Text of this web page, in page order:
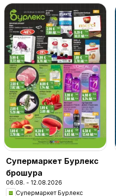
Супермаркет Бурлекс
брошура
06.08. - 12.08.2026
Супермаркет Бурлекс